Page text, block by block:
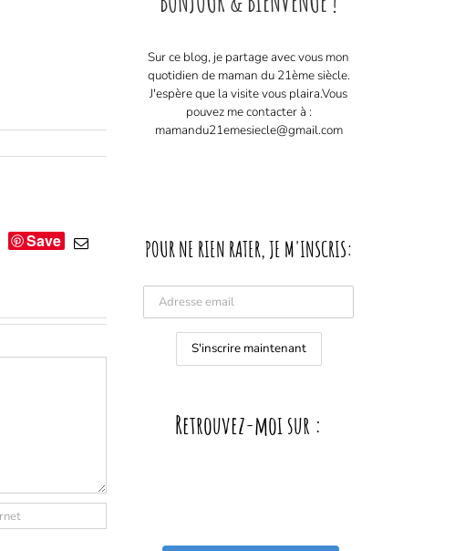
TumblrSave Email
Sur ce blog, je partage avec vous mon
quotidien de maman du 21ème siècle.
J'espère que la visite vous plaira. ​ Vous
pouvez me contacter à :
mamandu21emesiecle@gmail.com
POUR NE RIEN RATER, JE M'INSCRIS:
Retrouvez-moi sur :